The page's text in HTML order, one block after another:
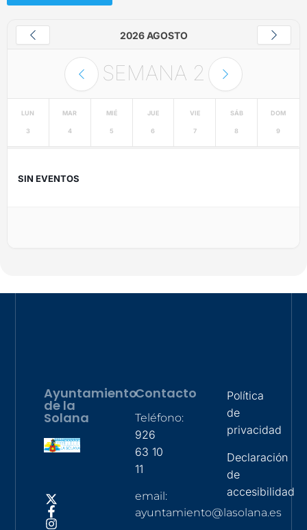
2026 AGOSTO
SEMANA 2
LUN
3
MAR
4
MIÉ
5
JUE
6
VIE
7
SÁB
8
DOM
9
SIN EVENTOS
Ayuntamiento
de la
Solana
Contacto
Teléfono:
926
63 10
11
email:
ayuntamiento@lasolana.es
Política
de
privacidad
Declaración
de
accesibilidad